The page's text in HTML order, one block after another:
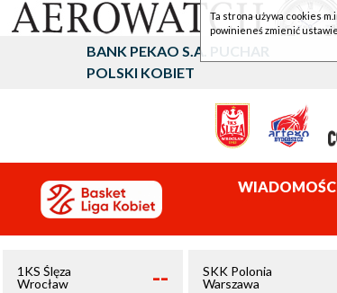
BANK PEKAO S.A. PUCHAR
POLSKI KOBIET
1KS Ślęza
Wrocław
--
SKK Polonia
Warszawa
Ta strona używa cookies
powinieneś zmienić